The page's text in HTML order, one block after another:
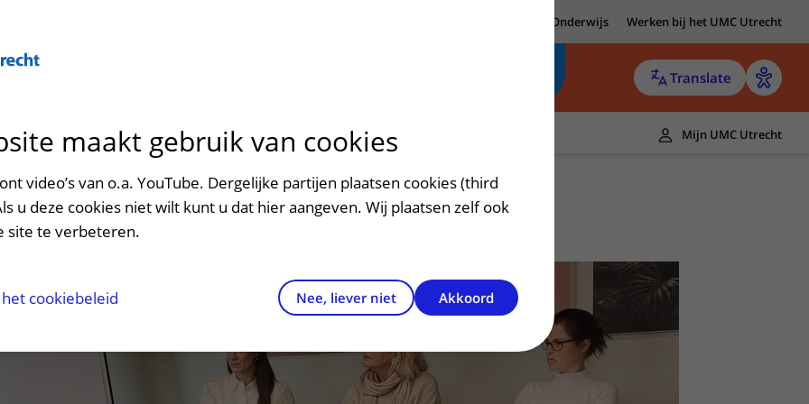
Onderwijs Werken bij het UMC Utrecht
Translate
patiëntportaal
het ziekenhuis
en voorzieningen
en veiligheid
Contact en route
Contactgegevens
Contact met polikliniek
Verwijzers
Teleconsult aanvragen
Zorgverlenersportaal
Mijn UMC Utrecht
maakt gebruik van cookies
video’s van o.a. YouTube. Dergelijke partijen plaatsen cookies (third
u deze cookies niet wilt kunt u dat hier aangeven. Wij plaatsen zelf ook
site te verbeteren.
cookiebeleid Nee, liever niet Akkoord